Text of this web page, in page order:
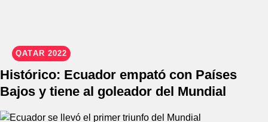
QATAR 2022
Histórico: Ecuador empató con Países
Bajos y tiene al goleador del Mundial